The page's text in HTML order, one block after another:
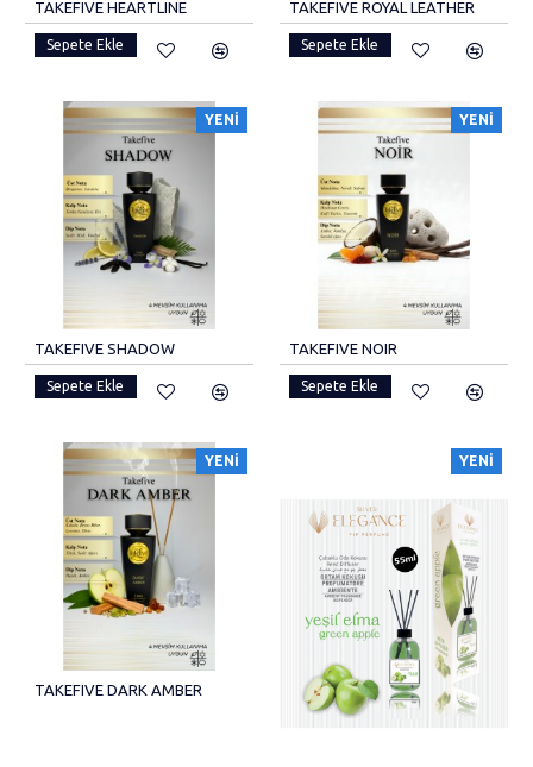
TAKEFIVE HEARTLINE
Sepete Ekle
TAKEFIVE ROYAL LEATHER
Sepete Ekle
YENI
TAKEFIVE SHADOW
Sepete Ekle
YENI
TAKEFIVE NOIR
Sepete Ekle
YENI
TAKEFIVE DARK AMBER
YENI